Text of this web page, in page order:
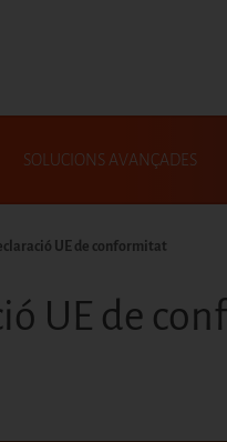
SOLUCIONS AVANÇADES
UE de conformitat
UE de